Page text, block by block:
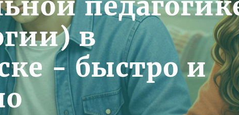
в
- быстро и